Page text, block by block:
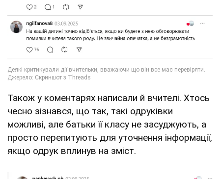
Також у коментарях написали й вчителі. Хтось
чесно зізнався, що так, такі одруківки
можливі, але батьки її класу не засуджують, а
просто перепитують для уточнення інформації,
якщо одрук вплинув на зміст.